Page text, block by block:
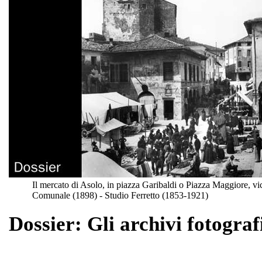
Il mercato di Asolo, in piazza Garibaldi o Piazza Maggiore,
Comunale (1898) - Studio Ferretto (1853-1921)
Dossier: Gli archivi